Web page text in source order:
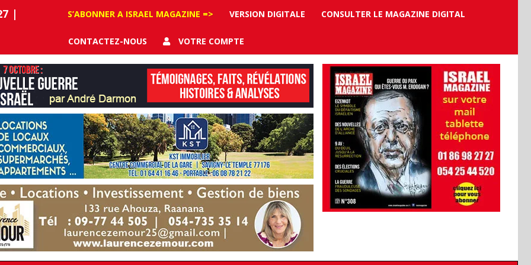
|
S’ABONNER A ISRAEL MAGAZINE => VERSION DIGITALE CONSULTER LE MAGAZINE DIGITAL
CONTACTEZ-NOUS VOTRE COMPTE